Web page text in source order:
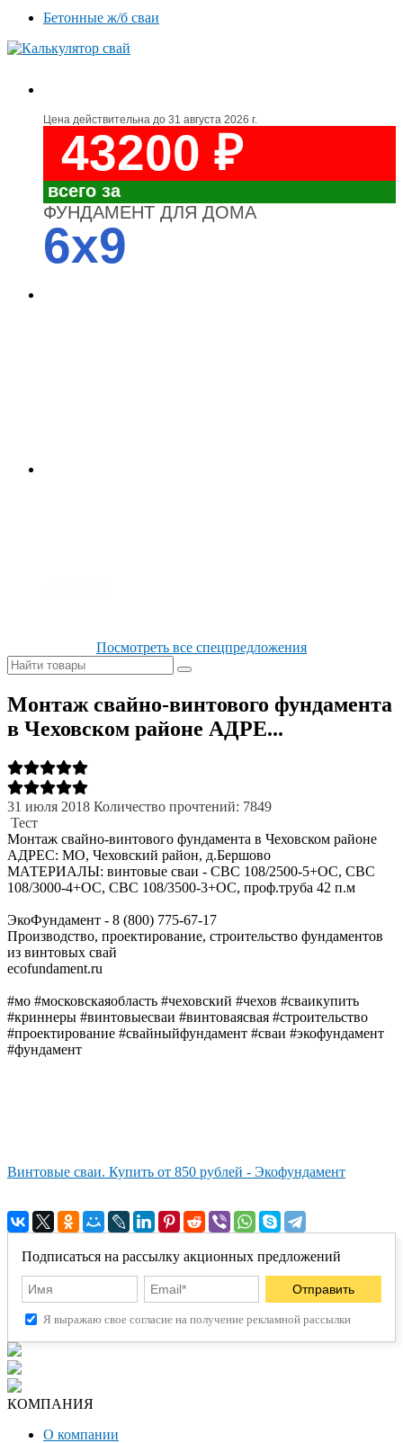
Бетонные ж/б сваи
Цена действительна до 31 августа 2026 г.
43200 ₽
всего за
ФУНДАМЕНТ ДЛЯ ДОМА
6x9
Посмотреть все спецпредложения
Монтаж свайно-винтового фундамента
в Чеховском районе АДРЕ...
31 июля 2018 Количество прочтений: 7849
Тест
Монтаж свайно-винтового фундамента в Чеховском районе
АДРЕС: МО, Чеховский район, д.Бершово
МАТЕРИАЛЫ: винтовые сваи - СВС 108/2500-5+ОС, СВС
108/3000-4+ОС, СВС 108/3500-3+ОС, проф.труба 42 п.м
ЭкоФундамент - 8 (800) 775-67-17
Производство, проектирование, строительство фундаментов
из винтовых свай
ecofundament.ru
#мо #московскаяобласть #чеховский #чехов #сваикупить
#криннеры #винтовыесваи #винтоваясвая #строительство
#проектирование #свайныйфундамент #сваи #экофундамент
#фундамент
Винтовые сваи. Купить от 850 рублей - Экофундамент
Подписаться на рассылку акционных предложений
Я выражаю свое согласие на получение рекламной рассылки
КОМПАНИЯ
О компании